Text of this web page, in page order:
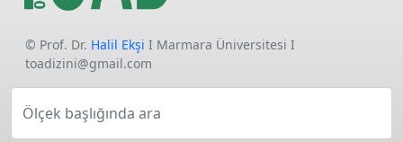
© Prof. Dr. Halil Ekşi I Marmara Üniversitesi I
toadizini@gmail.com
Ölçek başlığında ara